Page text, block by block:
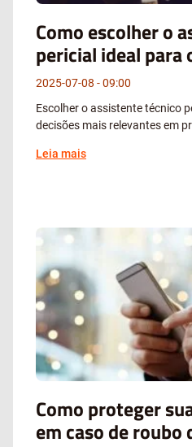
Como escolher o
pericial ideal para
2025-07-08
09:00
Escolher o assistente técnico
decisões mais relevantes em
Leia mais
Como proteger
em caso de roubo